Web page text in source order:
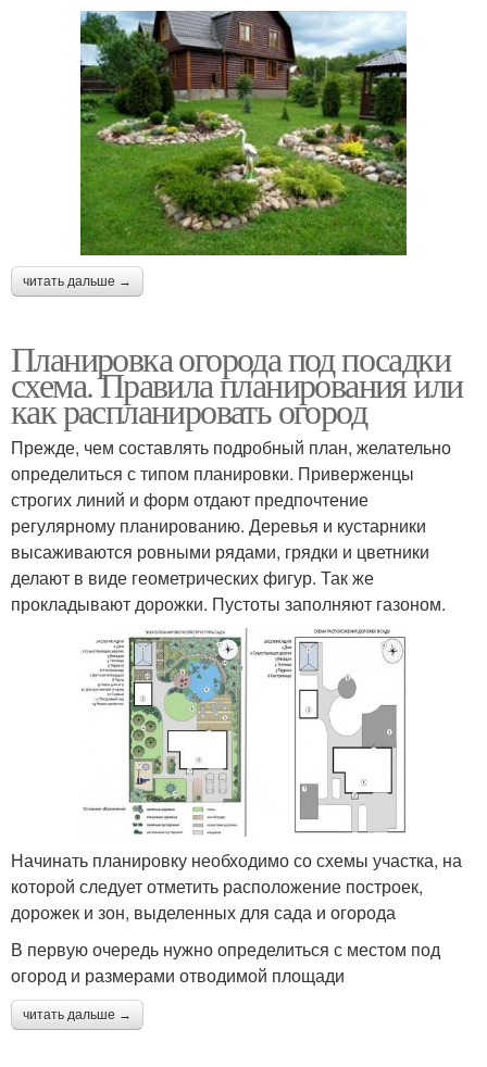
читать дальше →
Планировка огорода под посадки
схема. Правила планирования или
как распланировать огород
Прежде, чем составлять подробный план, желательно
определиться с типом планировки. Приверженцы
строгих линий и форм отдают предпочтение
регулярному планированию. Деревья и кустарники
высаживаются ровными рядами, грядки и цветники
делают в виде геометрических фигур. Так же
прокладывают дорожки. Пустоты заполняют газоном.
Начинать планировку необходимо со схемы участка, на
которой следует отметить расположение построек,
дорожек и зон, выделенных для сада и огорода
В первую очередь нужно определиться с местом под
огород и размерами отводимой площади
читать дальше →